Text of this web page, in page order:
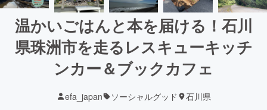
温かいごはんと本を届ける！石川
県珠洲市を走るレスキューキッチ
ンカー＆ブックカフェ
efa_japan ソーシャルグッド 石川県